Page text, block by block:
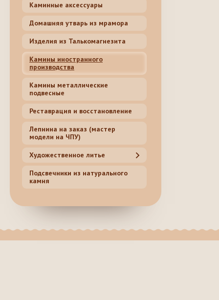
Каминные аксессуары
Домашняя утварь из мрамора
Изделия из Талькомагнезита
Камины иностранного
производства
Камины металлические
подвесные
Реставрация и восстановление
Лепнина на заказ (мастер
модели на ЧПУ)
Художественное литье
Подсвечники из натурального
камня